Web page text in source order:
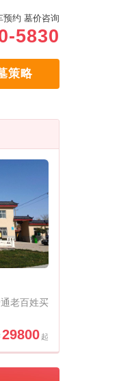
预约 墓价咨询
5830
策略
老百姓买
29800